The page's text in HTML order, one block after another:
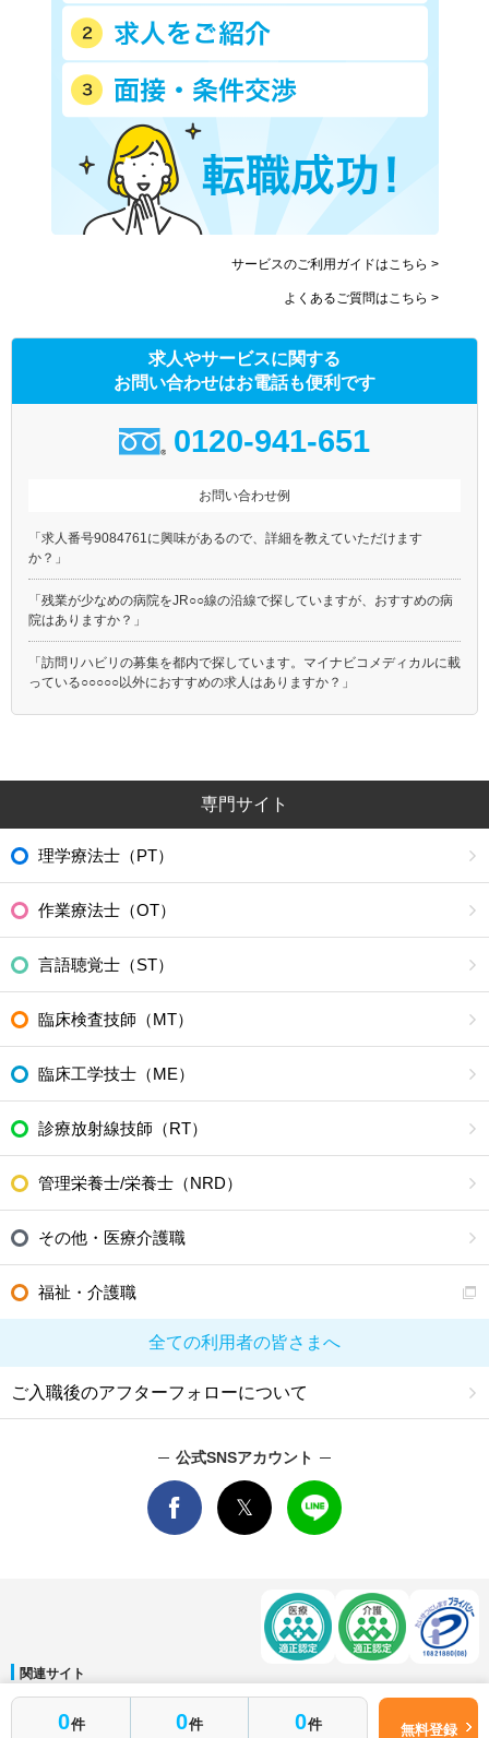
0件 0件 0件 無料登録
サービスのご利用ガイドはこちら >
よくあるご質問はこちら >
求人やサービスに関する
お問い合わせはお電話も便利です
0120-941-651
お問い合わせ例
「求人番号9084761に興味があるので、詳細を教えていただけます
か？」
「残業が少なめの病院をJR○○線の沿線で探していますが、おすすめの病
院はありますか？」
「訪問リハビリの募集を都内で探しています。マイナビコメディカルに載
っている○○○○○以外におすすめの求人はありますか？」
専門サイト
理学療法士（PT）
作業療法士（OT）
言語聴覚士（ST）
臨床検査技師（MT）
臨床工学技士（ME）
診療放射線技師（RT）
管理栄養士/栄養士（NRD）
その他・医療介護職
福祉・介護職
全ての利用者の皆さまへ
ご入職後のアフターフォローについて
公式SNSアカウント
はじめて転職
関連サイト
マイナビDOCTOR│マイナビ看護師│マイナビ薬剤師│マイナビ保育士
運営会社